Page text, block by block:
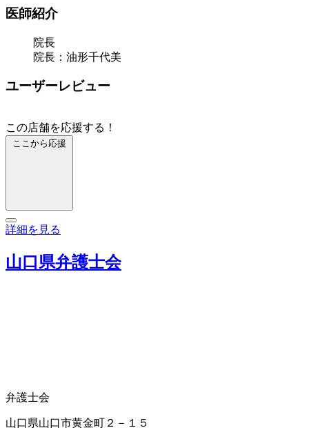
医師紹介
院長
院長：油形千代美
ユーザーレビュー
この店舗を応援する！
ここから応援
詳細を見る
山口県弁護士会
弁護士会
山口県山口市黄金町２－１５